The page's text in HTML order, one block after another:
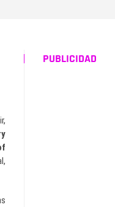
PUBLICIDAD